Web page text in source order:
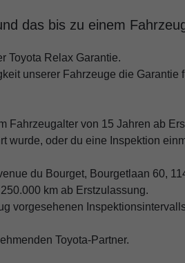
das bis zu einem
Toyota Relax Garantie.
unserer Fahrzeuge die Garantie
Fahrzeugalter von 15 Jahren ab
wurde, oder du eine Inspektion
du Bourget, Bourgetlaan 60,
km ab Erstzulassung.
vorgesehenen
Toyota-Partner.